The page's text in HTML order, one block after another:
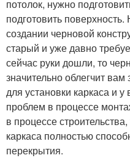
потолок, нужно
подготовить
создании черновой
старый и уже давно
сейчас руки дошли, то
значительно облегчит
для установки каркаса и у
проблем в процессе
в процессе
каркаса полностью
перекрытия.